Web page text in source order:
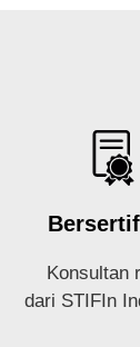
Konsultan
dari STIFIn